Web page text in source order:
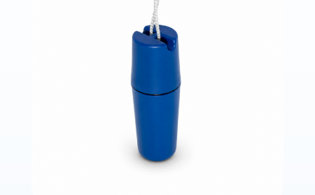
Matériels pour prise d'empreintes
Outillage pour embouts
Outillages & consommables
Protections standard & casques